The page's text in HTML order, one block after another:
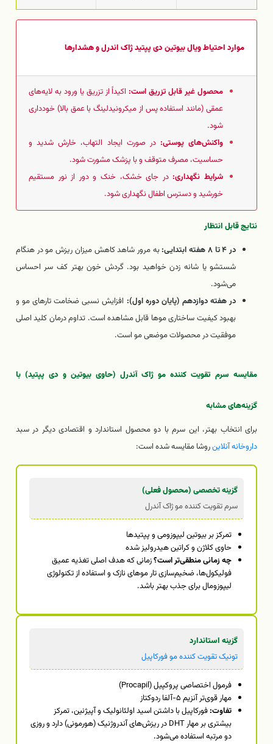
موارد احتیاط ویال بیوتین دی پپتید ژاک اندرل و هشدارها
محصول غیر قابل تزریق است: اکیداً از تزریق یا ورود به لایه‌های
عمقی (مانند استفاده پس از میکرونیدلینگ با عمق بالا) خودداری
شود.
واکنش‌های پوستی: در صورت ایجاد التهاب، خارش شدید و
حساسیت، مصرف متوقف و با پزشک مشورت شود.
شرایط نگهداری: در جای خشک، خنک و دور از نور مستقیم
خورشید و دسترس اطفال نگهداری شود.
نتایج قابل انتظار
در ۴ تا ۸ هفته ابتدایی:
به مرور شاهد کاهش میزان ریزش مو در هنگام
شستشو یا شانه زدن خواهید بود. گردش خون بهتر کف سر احساس
می‌شود.
در هفته دوازدهم (پایان دوره اول): افزایش نسبی ضخامت تارهای مو و
بهبود کیفیت ساختاری موها قابل مشاهده است. تداوم درمان کلید اصلی
موفقیت در محصولات موضعی مو است.
مقایسه سرم تقویت کننده مو ژاک آندرل (حاوی بیوتین و دی پپتید) با
گزینه‌های مشابه
برای انتخاب بهتر، این سرم با دو محصول استاندارد و اقتصادی دیگر در سبد
داروخانه آنلاینروشا مقایسه شده است:
گزینه تخصصی (محصول فعلی)
سرم تقویت کننده مو ژاک آندرل
تمرکز بر بیوتین لیپوزومی و پپتیدها
حاوی کلاژن و کراتین هیدرولیز شده
چه زمانی منطقی‌تر است؟زمانی که هدف اصلی تغذیه عمیق
فولیکول‌ها، ضخیم‌سازی تار موهای نازک و استفاده از تکنولوژی
لیپوزومال برای جذب بهتر باشد.
گزینه استاندارد
تونیک تقویت کننده مو فورکاپیل
فرمول اختصاصی پروکپیل (Procapil)
مهار قوی‌تر آنزیم ۵-آلفا ردوکتاز
تفاوت:فورکاپیل با داشتن اسید اولئانولیک و آپیژنین، تمرکز
بیشتری بر مهار DHT در ریزش‌های آندروژنیک (هورمونی) دارد و روزی
دو مرتبه استفاده می‌شود.